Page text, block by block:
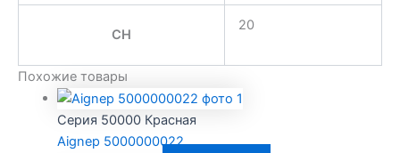
CH
20
Похожие товары
Серия 50000 Красная
Aignep 5000000022